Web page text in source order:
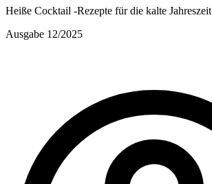
Heiße Cocktail -Rezepte für die kalte Jahreszeit
Ausgabe 12/2025